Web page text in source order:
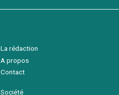
La rédaction
A propos
Contact
Société